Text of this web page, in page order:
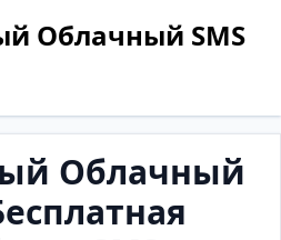
Облачный SMS
Облачный